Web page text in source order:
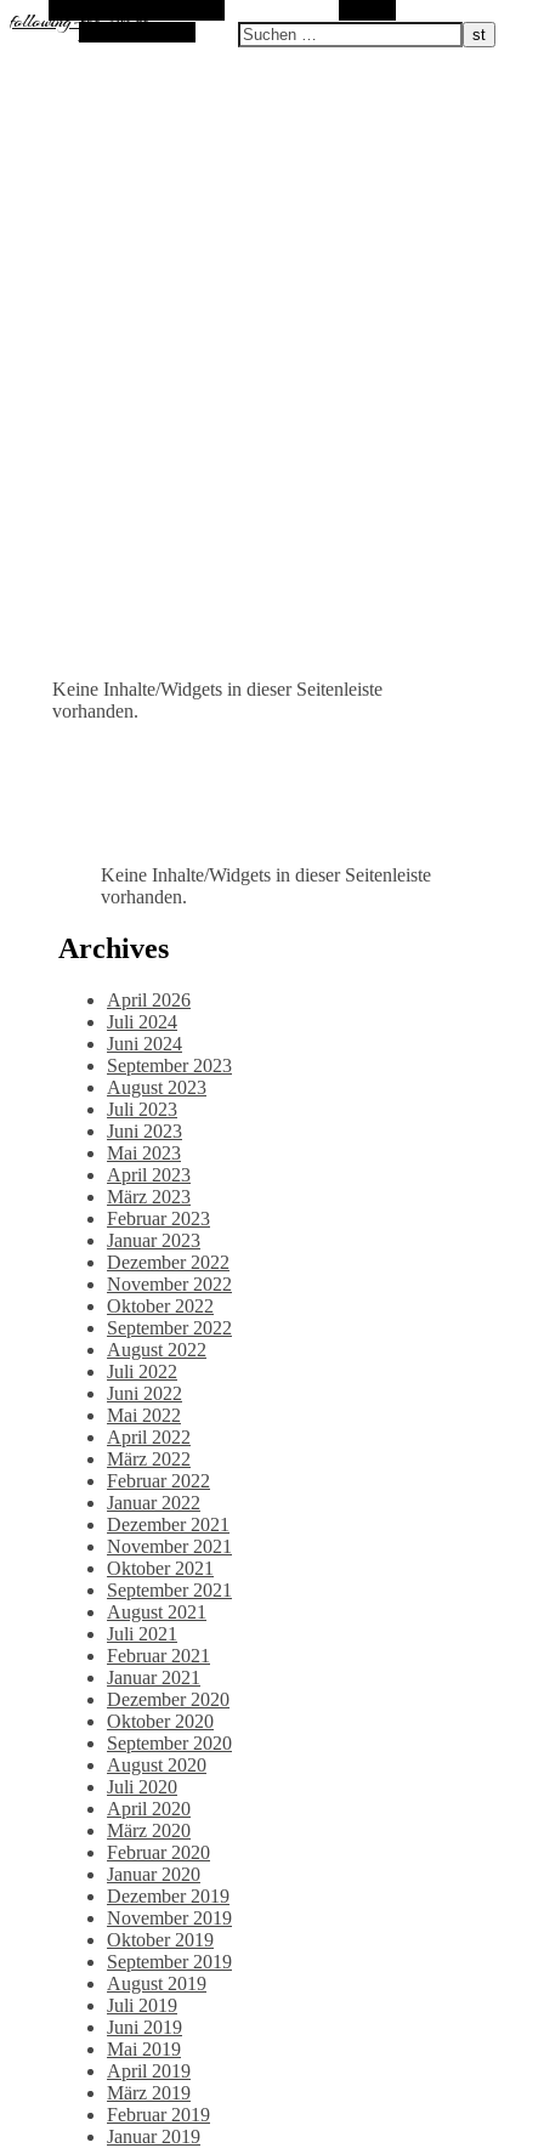
following-the-sun.de
Zufallsauswahl
Keine Inhalte/Widgets in dieser Seitenleiste
vorhanden.
Keine Inhalte/Widgets in dieser Seitenleiste
vorhanden.
Archives
April 2026
Juli 2024
Juni 2024
September 2023
August 2023
Juli 2023
Juni 2023
Mai 2023
April 2023
März 2023
Februar 2023
Januar 2023
Dezember 2022
November 2022
Oktober 2022
September 2022
August 2022
Juli 2022
Juni 2022
Mai 2022
April 2022
März 2022
Februar 2022
Januar 2022
Dezember 2021
November 2021
Oktober 2021
September 2021
August 2021
Juli 2021
Februar 2021
Januar 2021
Dezember 2020
Oktober 2020
September 2020
August 2020
Juli 2020
April 2020
März 2020
Februar 2020
Januar 2020
Dezember 2019
November 2019
Oktober 2019
September 2019
August 2019
Juli 2019
Juni 2019
Mai 2019
April 2019
März 2019
Februar 2019
Januar 2019